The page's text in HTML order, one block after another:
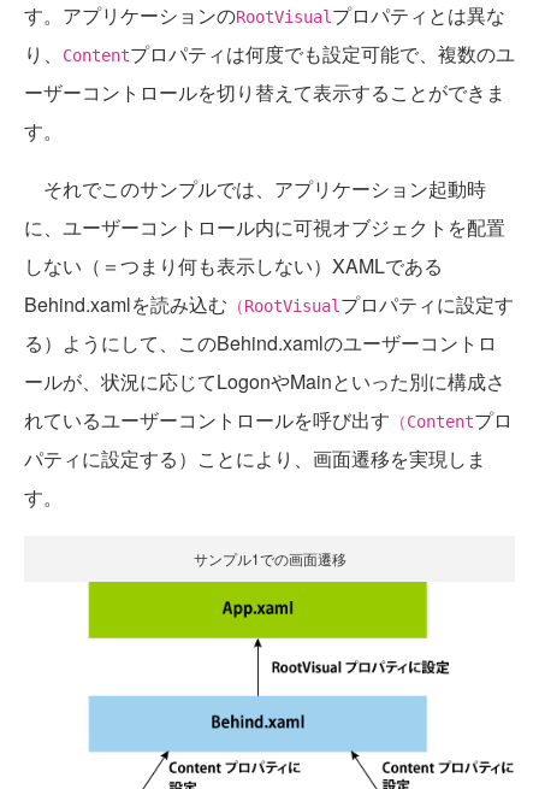
す。アプリケーションのRootVisualプロパティとは異な
り、
Contentプロパティは何度でも設定可能で、複数のユ
ーザーコントロールを切り替えて表示することができま
す。
それでこのサンプルでは、アプリケーション起動時
に、ユーザーコントロール内に可視オブジェクトを配置
しない（＝つまり何も表示しない）XAMLである
Behind.xamlを読み込む （RootVisualプロパティに設定す
る）ようにして、このBehind.xamlのユーザーコントロ
ールが、状況に応じてLogonやMainといった別に構成さ
れているユーザーコントロールを呼び出す （Contentプロ
パティに設定する）ことにより、画面遷移を実現しま
す。
サンプル1での画面遷移